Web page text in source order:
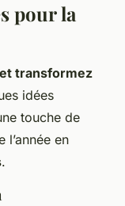
pour la
transformez
idées
touche de
en
.